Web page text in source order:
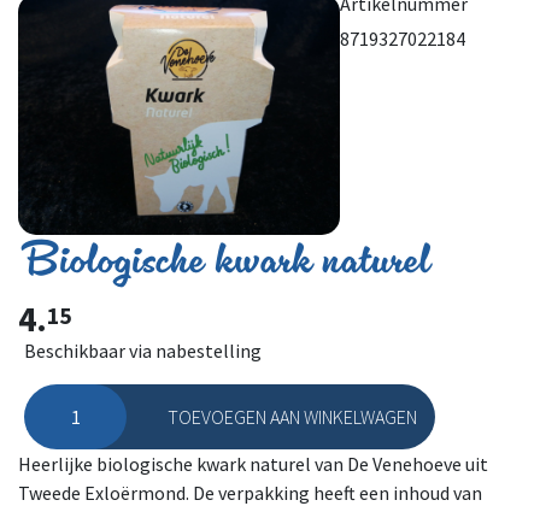
8719327022184
Biologische kwark naturel
4.15
Beschikbaar via nabestelling
Biologische kwark naturel aantal
TOEVOEGEN AAN WINKELWAGEN
Heerlijke biologische kwark naturel van De Venehoeve uit
Tweede Exloërmond. De verpakking heeft een inhoud van